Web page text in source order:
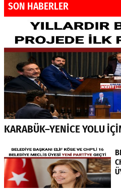
SON HABERLER
KARABÜK–YENİCE YOLU